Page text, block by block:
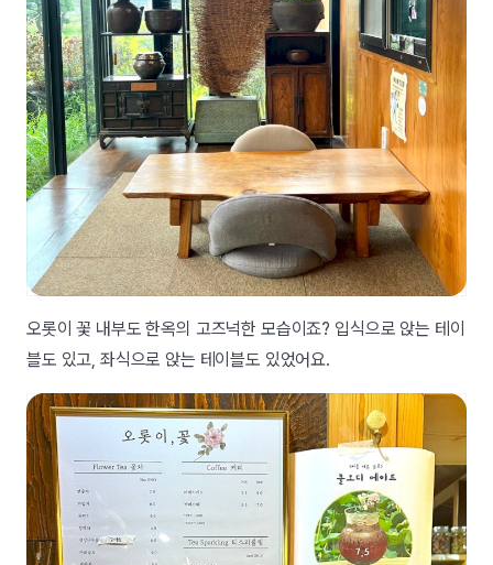
오롯이 꽃 내부도 한옥의 고즈넉한 모습이죠? 입식으로 앉는 테이
블도 있고, 좌식으로 앉는 테이블도 있었어요.